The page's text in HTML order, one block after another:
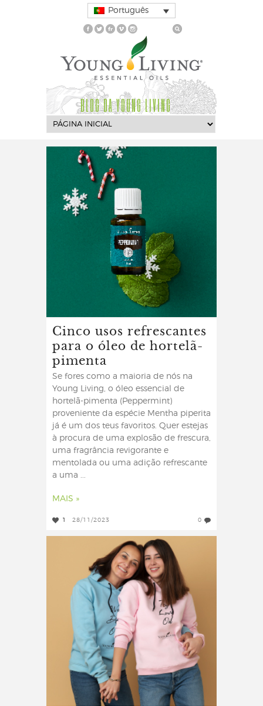
Português
BLOG DA YOUNG LIVING
Cinco usos refrescantes
para o óleo de hortelã-
pimenta
Se fores como a maioria de nós na
Young Living, o óleo essencial de
hortelã-pimenta (Peppermint)
proveniente da espécie Mentha piperita
já é um dos teus favoritos. Quer estejas
à procura de uma explosão de frescura,
uma fragrância revigorante e
mentolada ou uma adição refrescante
a uma ...
MAIS »
1 28/11/2023 0